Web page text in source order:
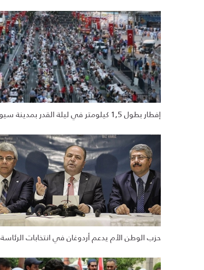
إفطار بطول 1,5 كيلومتر في ليلة القدر بمدينة سيواس
حزب الوطن الأم يدعم أردوغان في انتخابات الرئاسة